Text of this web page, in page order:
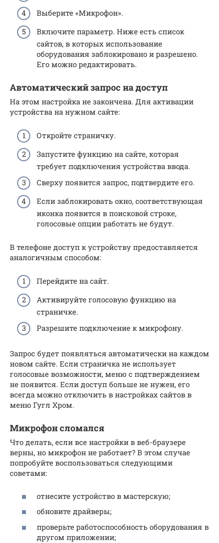
Выберите «Микрофон».
Включите параметр. Ниже есть список
сайтов, в которых использование
оборудования заблокировано и разрешено.
Его можно редактировать.
Автоматический запрос на доступ
На этом настройка не закончена. Для активации
устройства на нужном сайте:
Откройте страничку.
Запустите функцию на сайте, которая
требует подключения устройства ввода.
Сверху появится запрос, подтвердите его.
Если заблокировать окно, соответствующая
иконка появится в поисковой строке,
голосовые опции работать не будут.
В телефоне доступ к устройству предоставляется
аналогичным способом:
Перейдите на сайт.
Активируйте голосовую функцию на
страничке.
Разрешите подключение к микрофону.
Запрос будет появляться автоматически на каждом
новом сайте. Если страничка не использует
голосовые возможности, меню с подтверждением
не появится. Если доступ больше не нужен, его
всегда можно отключить в настройках сайтов в
меню Гугл Хром.
Микрофон сломался
Что делать, если все настройки в веб-браузере
верны, но микрофон не работает? В этом случае
попробуйте воспользоваться следующими
советами:
отнесите устройство в мастерскую;
обновите драйверы;
проверьте работоспособность оборудования в
другом приложении;